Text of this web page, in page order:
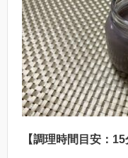
【調理時間目安：